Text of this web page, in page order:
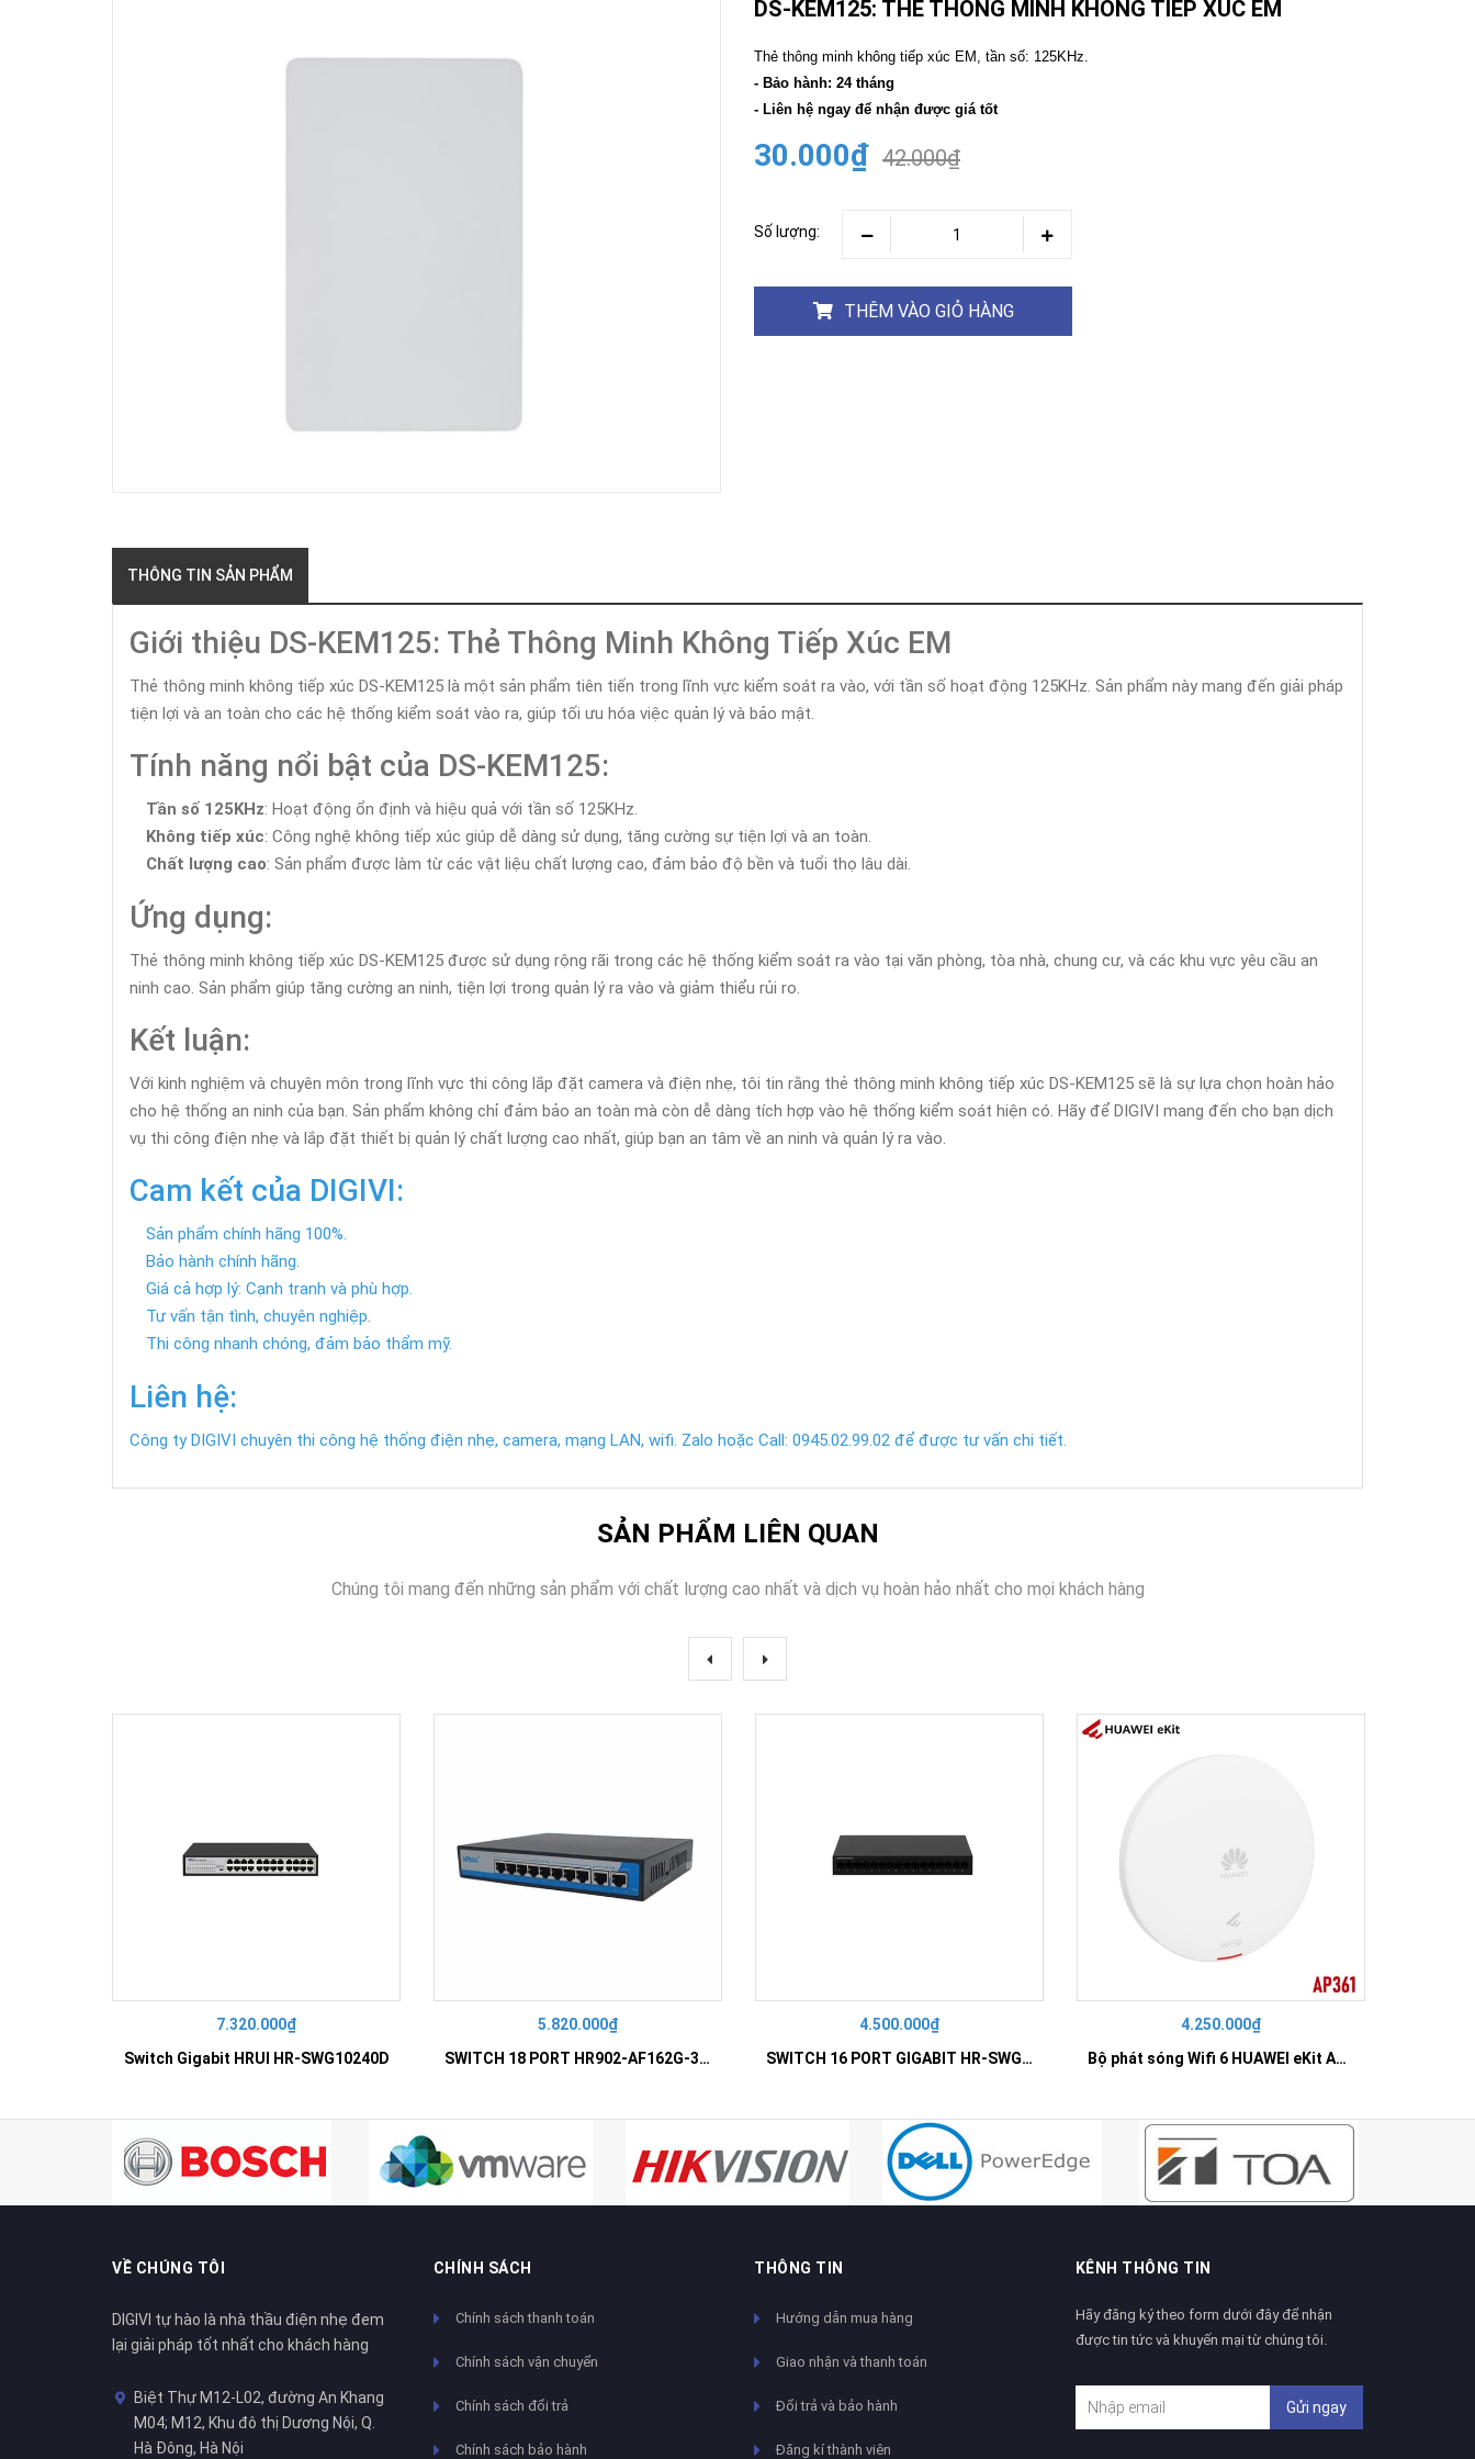
ĐỘNG
Hikvision
Tiandy
HỌP
TRỰC
CHÁY
KHÓA
THÔNG
MINH
Faster
DS-KEM125: THẺ THÔNG MINH KHÔNG TIẾP XÚC EM
Thẻ thông minh không tiếp xúc EM, tần số: 125KHz.
- Bảo hành: 24 tháng
- Liên hệ ngay để nhận được giá tốt
30.000₫ 42.000₫
Số lượng:
THÊM VÀO GIỎ HÀNG
THÔNG TIN SẢN PHẨM
Giới thiệu DS-KEM125: Thẻ Thông Minh Không Tiếp Xúc EM
Thẻ thông minh không tiếp xúc DS-KEM125 là một sản phẩm tiên tiến trong lĩnh vực kiểm soát ra vào, với tần số hoạt động 125KHz. Sản phẩm này mang đến giải pháp
tiện lợi và an toàn cho các hệ thống kiểm soát vào ra, giúp tối ưu hóa việc quản lý và bảo mật.
Tính năng nổi bật của DS-KEM125:
Tần số 125KHz: Hoạt động ổn định và hiệu quả với tần số 125KHz.
Không tiếp xúc: Công nghệ không tiếp xúc giúp dễ dàng sử dụng, tăng cường sự tiện lợi và an toàn.
Chất lượng cao: Sản phẩm được làm từ các vật liệu chất lượng cao, đảm bảo độ bền và tuổi thọ lâu dài.
Ứng dụng:
Thẻ thông minh không tiếp xúc DS-KEM125 được sử dụng rộng rãi trong các hệ thống kiểm soát ra vào tại văn phòng, tòa nhà, chung cư, và các khu vực yêu cầu an
ninh cao. Sản phẩm giúp tăng cường an ninh, tiện lợi trong quản lý ra vào và giảm thiểu rủi ro.
Kết luận:
Với kinh nghiệm và chuyên môn trong lĩnh vực thi công lắp đặt camera và điện nhẹ, tôi tin rằng thẻ thông minh không tiếp xúc DS-KEM125 sẽ là sự lựa chọn hoàn hảo
cho hệ thống an ninh của bạn. Sản phẩm không chỉ đảm bảo an toàn mà còn dễ dàng tích hợp vào hệ thống kiểm soát hiện có. Hãy để DIGIVI mang đến cho bạn dịch
vụ thi công điện nhẹ và lắp đặt thiết bị quản lý chất lượng cao nhất, giúp bạn an tâm về an ninh và quản lý ra vào.
Cam kết của DIGIVI:
Sản phẩm chính hãng 100%.
Bảo hành chính hãng.
Giá cả hợp lý: Cạnh tranh và phù hợp.
Tư vấn tận tình, chuyên nghiệp.
Thi công nhanh chóng, đảm bảo thẩm mỹ.
Liên hệ:
Công ty DIGIVI chuyên thi công hệ thống điện nhẹ, camera, mạng LAN, wifi. Zalo hoặc Call: 0945.02.99.02 để được tư vấn chi tiết.
SẢN PHẨM LIÊN QUAN
Chúng tôi mang đến những sản phẩm với chất lượng cao nhất và dịch vụ hoàn hảo nhất cho mọi khách hàng
7.320.000₫
Switch Gigabit HRUI HR-SWG10240D
5.820.000₫
SWITCH 18 PORT HR902-AF162G-300 – Switch PoE 16 Cổng
4.500.000₫
SWITCH 16 PORT GIGABIT HR-SWG00160
4.250.000₫
Bộ phát sóng Wifi 6 HUAWEI eKit AP361
VỀ CHÚNG TÔI
DIGIVI tự hào là nhà thầu điện nhẹ đem
lại giải pháp tốt nhất cho khách hàng
Biệt Thự M12-L02, đường An Khang
M04; M12, Khu đô thị Dương Nội, Q.
Hà Đông, Hà Nội
CHÍNH SÁCH
Chính sách thanh toán
Chính sách vận chuyển
Chính sách đổi trả
Chính sách bảo hành
THÔNG TIN
Hướng dẫn mua hàng
Giao nhận và thanh toán
Đổi trả và bảo hành
Đăng kí thành viên
KÊNH THÔNG TIN
Hãy đăng ký theo form dưới đây để nhận
được tin tức và khuyến mại từ chúng tôi.
Gửi ngay